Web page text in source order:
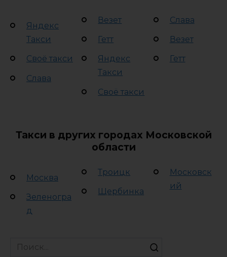
Яндекс
Такси
Своё такси
Слава
Везет
Гетт
Яндекс
Такси
Своё такси
Слава
Везет
Гетт
Такси в других городах Московской
области
Москва
Зеленогра
д
Троицк
Щербинка
Московск
ий
Search